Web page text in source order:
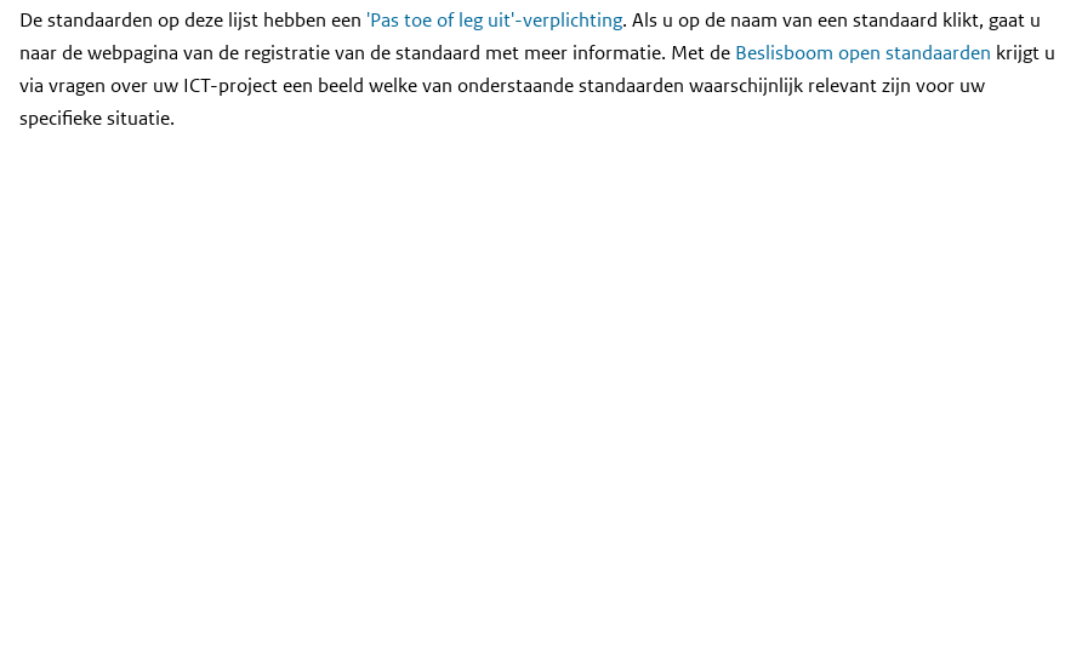
Content
De standaarden op deze lijst hebben een 'Pas toe of leg uit'-verplichting. Als u op de naam van een standaard klikt, gaat u
naar de webpagina van de registratie van de standaard met meer informatie. Met de Beslisboom open standaarden krijgt u
via vragen over uw ICT-project een beeld welke van onderstaande standaarden waarschijnlijk relevant zijn voor uw
specifieke situatie.